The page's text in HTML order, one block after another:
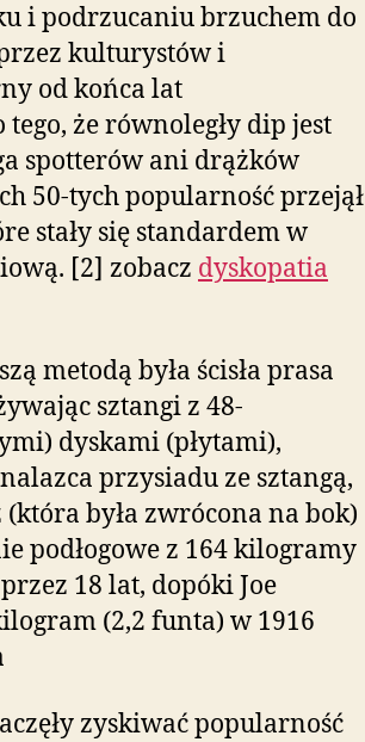
i podrzucaniu brzuchem do
kulturystów i
od końca lat
że równoległy dip jest
spotterów ani drążków
50-tych popularność przejął
stały się standardem w
[2] zobacz dyskopatia
metodą była ścisła prasa
sztangi z 48-
dyskami (płytami),
przysiadu ze sztangą,
była zwrócona na bok)
podłogowe z 164 kilogramy
18 lat, dopóki Joe
(2,2 funta) w 1916
zyskiwać popularność